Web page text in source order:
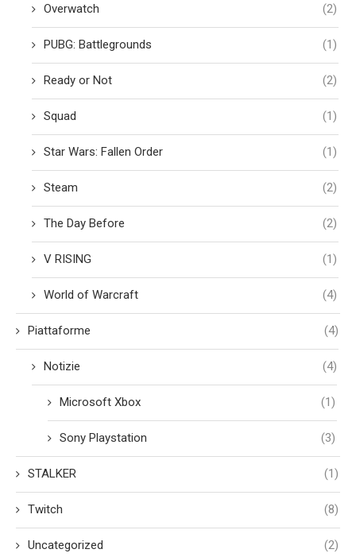
Overwatch (2)
PUBG: Battlegrounds (1)
Ready or Not (2)
Squad (1)
Star Wars: Fallen Order (1)
Steam (2)
The Day Before (2)
V RISING (1)
World of Warcraft (4)
Piattaforme (4)
Notizie (4)
Microsoft Xbox (1)
Sony Playstation (3)
STALKER (1)
Twitch (8)
Uncategorized (2)